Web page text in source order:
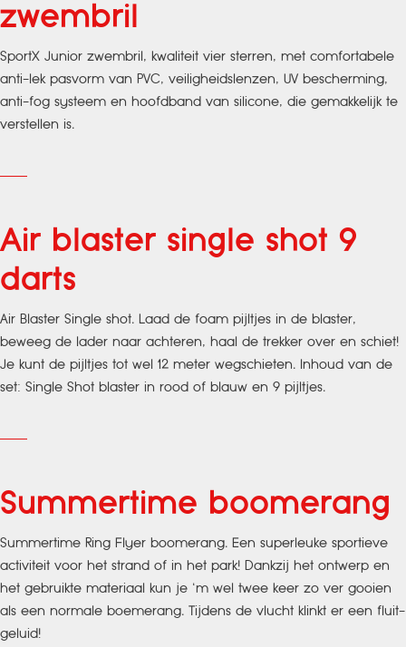
zwembril
SportX Junior zwembril, kwaliteit vier sterren, met comfortabele
anti-lek pasvorm van PVC, veiligheidslenzen, UV bescherming,
anti-fog systeem en hoofdband van silicone, die gemakkelijk te
verstellen is.
Air blaster single shot 9
darts
Air Blaster Single shot. Laad de foam pijltjes in de blaster,
beweeg de lader naar achteren, haal de trekker over en schiet!
Je kunt de pijltjes tot wel 12 meter wegschieten. Inhoud van de
set: Single Shot blaster in rood of blauw en 9 pijltjes.
Summertime boomerang
Summertime Ring Flyer boomerang. Een superleuke sportieve
activiteit voor het strand of in het park! Dankzij het ontwerp en
het gebruikte materiaal kun je ‘m wel twee keer zo ver gooien
als een normale boemerang. Tijdens de vlucht klinkt er een fluit-
geluid!